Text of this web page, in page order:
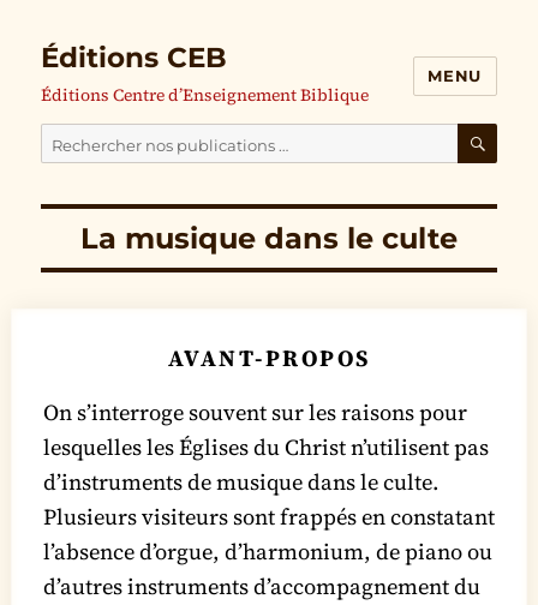
Éditions CEB
Éditions Centre d’Enseignement Biblique
MENU
Cherchez
publications
pour
:
La musique dans le culte
AVANT-PROPOS
On s’interroge souvent sur les raisons pour
lesquelles les Églises du Christ n’utilisent pas
d’instruments de musique dans le culte.
Plusieurs visiteurs sont frappés en constatant
l’absence d’orgue, d’harmonium, de piano ou
d’autres instruments d’accompagnement du